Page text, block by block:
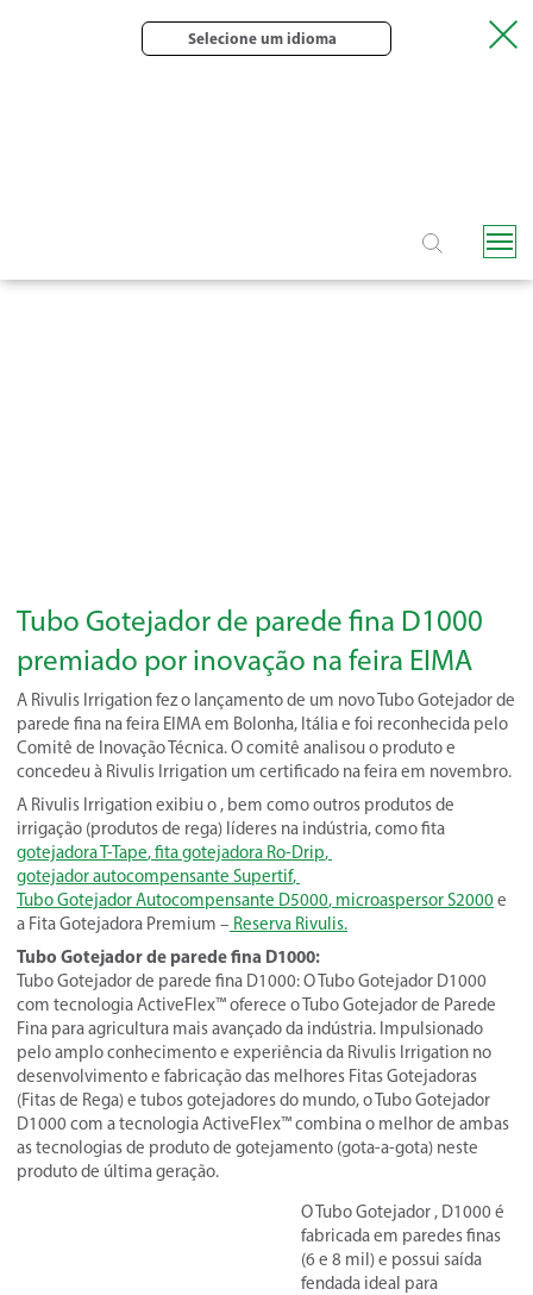
Selecione um idioma
Tubo Gotejador de parede fina D1000
premiado por inovação na feira EIMA
A Rivulis Irrigation fez o lançamento de um novo Tubo Gotejador de
parede fina na feira EIMA em Bolonha, Itália e foi reconhecida pelo
Comitê de Inovação Técnica. O comitê analisou o produto e
concedeu à Rivulis Irrigation um certificado na feira em novembro.
A Rivulis Irrigation exibiu o , bem como outros produtos de
irrigação (produtos de rega) líderes na indústria, como fita
gotejadora T-Tape,fita gotejadora Ro-Drip,
gotejador autocompensante Supertif,
Tubo Gotejador Autocompensante D5000, microaspersor S2000 e
a Fita Gotejadora Premium – Reserva Rivulis.
Tubo Gotejador de parede fina D1000:
Tubo Gotejador de parede fina D1000: O Tubo Gotejador D1000
com tecnologia ActiveFlex™ oferece o Tubo Gotejador de Parede
Fina para agricultura mais avançado da indústria. Impulsionado
pelo amplo conhecimento e experiência da Rivulis Irrigation no
desenvolvimento e fabricação das melhores Fitas Gotejadoras
(Fitas de Rega) e tubos gotejadores do mundo, o Tubo Gotejador
D1000 com a tecnologia ActiveFlex™ combina o melhor de ambas
as tecnologias de produto de gotejamento (gota-a-gota) neste
produto de última geração.
O Tubo Gotejador, D1000 é
fabricada em paredes finas
(6 e 8 mil) e possui saída
fendada ideal para